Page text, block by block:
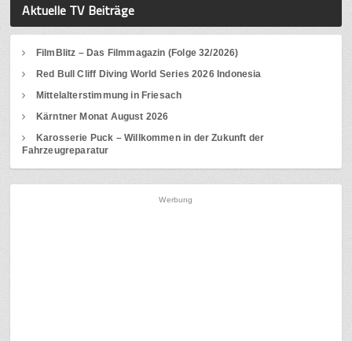
Aktuelle TV Beiträge
FilmBlitz – Das Filmmagazin (Folge 32/2026)
Red Bull Cliff Diving World Series 2026 Indonesia
Mittelalterstimmung in Friesach
Kärntner Monat August 2026
Karosserie Puck – Willkommen in der Zukunft der
Fahrzeugreparatur
Werbung